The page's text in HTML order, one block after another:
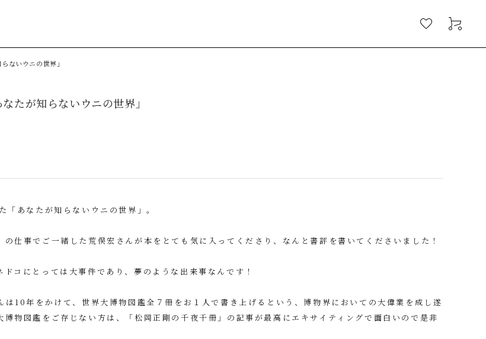
ないウニの世界」
たが知らないウニの世界」
「あなたが知らないウニの世界」。
の仕事でご一緒した荒俣宏さんが本をとても気に入ってくださり、なんと書評を書いてくださいました！
ドコにとっては大事件であり、夢のような出来事なんです！
は10年をかけて、世界大博物図鑑全７冊をお１人で書き上げるという、博物界においての大偉業を成し遂
物図鑑をご存じない方は、
「松岡正剛の千夜千冊」の記事 が最高にエキサイティングで面白いので是非